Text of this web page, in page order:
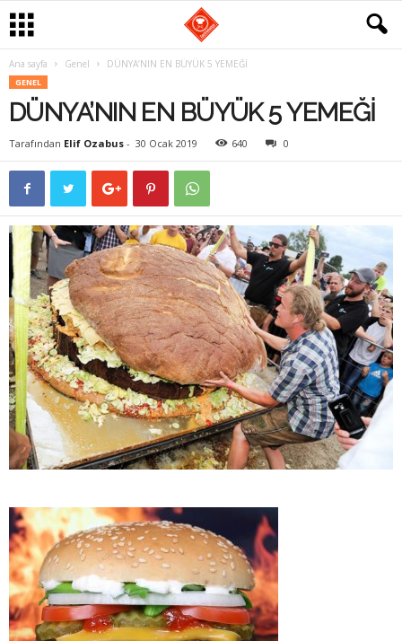
Ana sayfa Genel DÜNYA’NIN EN BÜYÜK 5 YEMEĞİ
GENEL
DÜNYA’NIN EN BÜYÜK 5 YEMEĞİ
Tarafından Elif Ozabus - 30 Ocak 2019 640 0